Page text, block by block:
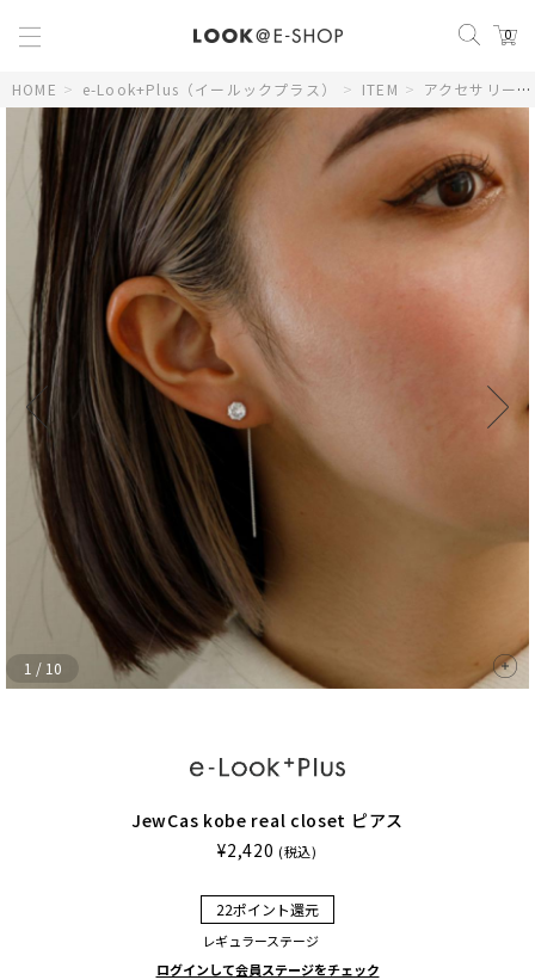
0
HOME > e-Look+Plus（イールックプラス） > ITEM > アクセサリー >
1 / 10
JewCas kobe real closet ピアス
¥2,420 (税込)
22ポイント還元
レギュラーステージ
ログインして会員ステージをチェック